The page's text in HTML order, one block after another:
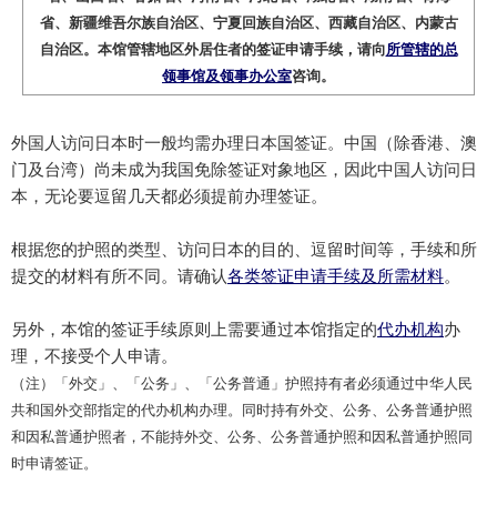
省、新疆维吾尔族自治区、宁夏回族自治区、西藏自治区、内蒙古
自治区。本馆管辖地区外居住者的签证申请手续，请向所管辖的总
领事馆及领事办公室咨询。
外国人访问日本时一般均需办理日本国签证。中国（除香港、澳
门及台湾）尚未成为我国免除签证对象地区，因此中国人访问日
本，无论要逗留几天都必须提前办理签证。
根据您的护照的类型、访问日本的目的、逗留时间等，手续和所
提交的材料有所不同。请确认各类签证申请手续及所需材料。
另外，本馆的签证手续原则上需要通过本馆指定的代办机构办
理，不接受个人申请。
（注）「外交」、「公务」、「公务普通」护照持有者必须通过中华人民
共和国外交部指定的代办机构办理。同时持有外交、公务、公务普通护照
和因私普通护照者，不能持外交、公务、公务普通护照和因私普通护照同
时申请签证。